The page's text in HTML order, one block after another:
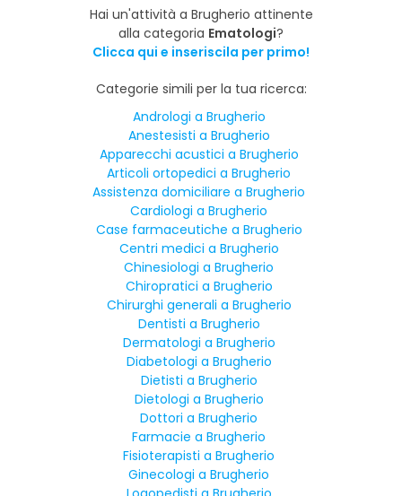
Hai un'attività a Brugherio attinente
alla categoria Ematologi?
Clicca qui e inseriscila per primo!
Categorie simili per la tua ricerca:
Andrologi a Brugherio
Anestesisti a Brugherio
Apparecchi acustici a Brugherio
Articoli ortopedici a Brugherio
Assistenza domiciliare a Brugherio
Cardiologi a Brugherio
Case farmaceutiche a Brugherio
Centri medici a Brugherio
Chinesiologi a Brugherio
Chiropratici a Brugherio
Chirurghi generali a Brugherio
Dentisti a Brugherio
Dermatologi a Brugherio
Diabetologi a Brugherio
Dietisti a Brugherio
Dietologi a Brugherio
Dottori a Brugherio
Farmacie a Brugherio
Fisioterapisti a Brugherio
Ginecologi a Brugherio